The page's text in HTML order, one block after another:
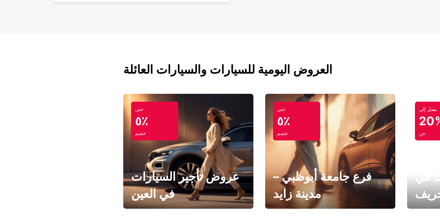
العروض اليومية للسيارات والسيارات العائلة
حتى
٥٪
خصم
عروض تأجير السيارات
في العين
حتى
٥٪
خصم
فرع جامعة أبوظبي –
مدينة زايد
يصل إلى
عن